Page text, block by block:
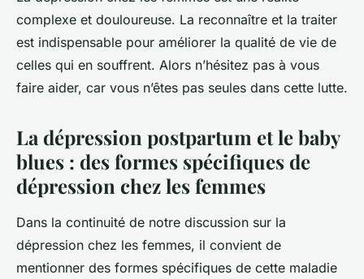
complexe et douloureuse. La reconnaître et la traiter
est indispensable pour améliorer la qualité de vie de
celles qui en souffrent. Alors n’hésitez pas à vous
faire aider, car vous n’êtes pas seules dans cette lutte.
La dépression postpartum et le baby
blues : des formes spécifiques de
dépression chez les femmes
Dans la continuité de notre discussion sur la
dépression chez les femmes, il convient de
mentionner des formes spécifiques de cette maladie